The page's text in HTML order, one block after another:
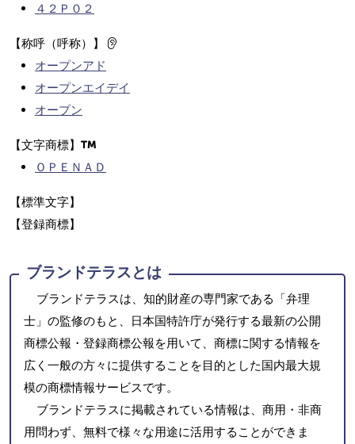
４２Ｐ０２
【称呼（呼称）】
オープンアド
オープンエイデイ
オープン
【文字商標】
ＯＰＥＮＡＤ
【標準文字】
【登録商標】
ブランドテラスとは
ブランドテラスは、知的財産の専門家である「弁理
士」の監修のもと、日本国特許庁が発行する最新の公開
商標公報・登録商標公報を用いて、商標に関する情報を
広く一般の方々に提供することを目的とした国内最大規
模の商標情報サービスです。
ブランドテラスに掲載されている情報は、商用・非商
用問わず、無料で様々な用途に活用することができま